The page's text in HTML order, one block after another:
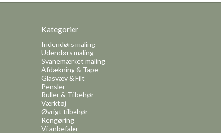
Kategorier
Indendørs maling
Udendørs maling
Svanemærket maling
Afdækning & Tape
Glasvæv & Filt
Pensler
Ruller & Tilbehør
Værktøj
Øvrigt tilbehør
Rengøring
Vi anbefaler